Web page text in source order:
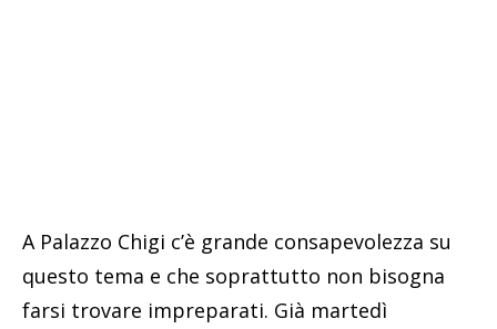
A Palazzo Chigi c’è grande consapevolezza su
questo tema e che soprattutto non bisogna
farsi trovare impreparati. Già martedì